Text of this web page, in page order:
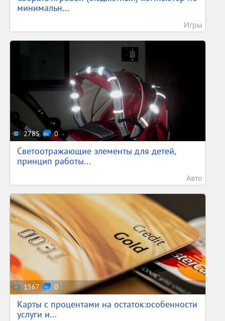
минимальн...
Игры
2785 0
Светоотражающие элементы для детей,
принцип работы...
Авто
1567 0
Карты с процентами на остаток:особенности
услуги и...